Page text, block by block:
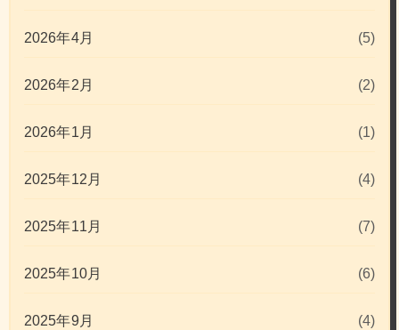
2026年4月 (5)
2026年2月 (2)
2026年1月 (1)
2025年12月 (4)
2025年11月 (7)
2025年10月 (6)
2025年9月 (4)